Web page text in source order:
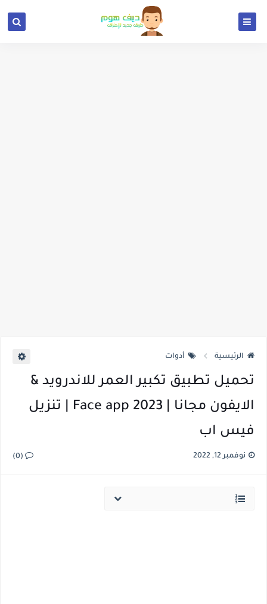
الرئيسية أدوات
تحميل تطبيق تكبير العمر للاندرويد &
الايفون مجانا | Face app 2023 | تنزيل
فيس اب
نوفمبر 12, 2022 (0)